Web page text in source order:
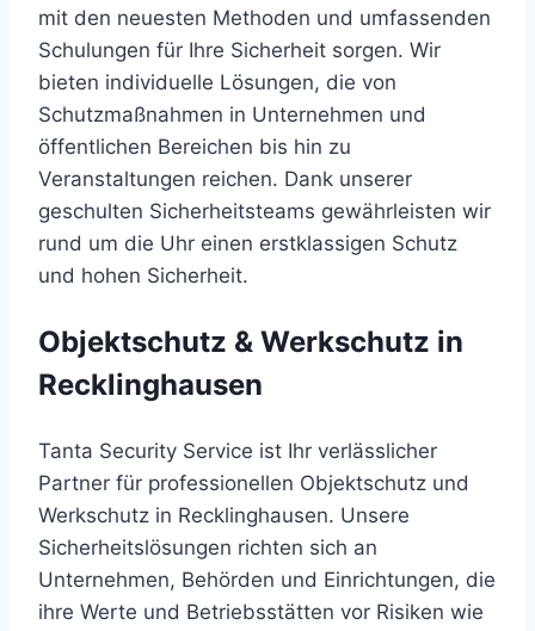
mit den neuesten Methoden und umfassenden
Schulungen für Ihre Sicherheit sorgen. Wir
bieten individuelle Lösungen, die von
Schutzmaßnahmen in Unternehmen und
öffentlichen Bereichen bis hin zu
Veranstaltungen reichen. Dank unserer
geschulten Sicherheitsteams gewährleisten wir
rund um die Uhr einen erstklassigen Schutz
und hohen Sicherheit.
Objektschutz & Werkschutz in
Recklinghausen
Tanta Security Service ist Ihr verlässlicher
Partner für professionellen Objektschutz und
Werkschutz in Recklinghausen. Unsere
Sicherheitslösungen richten sich an
Unternehmen, Behörden und Einrichtungen, die
ihre Werte und Betriebsstätten vor Risiken wie